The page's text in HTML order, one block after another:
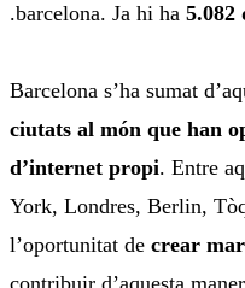
.barcelona. Ja hi ha 5.082
Barcelona s’ha sumat
ciutats al món que han
d’internet propi. Entre
York, Londres, Berlin,
l’oportunitat de crear